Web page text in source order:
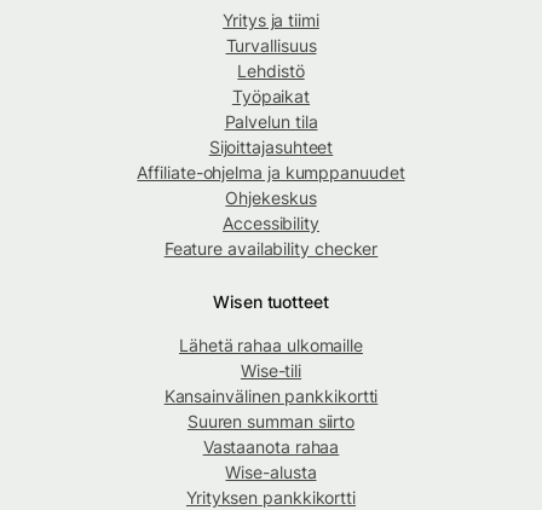
Yritys ja tiimi
Turvallisuus
Lehdistö
Työpaikat
Palvelun tila
Sijoittajasuhteet
Affiliate-ohjelma ja kumppanuudet
Ohjekeskus
Accessibility
Feature availability checker
Wisen tuotteet
Lähetä rahaa ulkomaille
Wise-tili
Kansainvälinen pankkikortti
Suuren summan siirto
Vastaanota rahaa
Wise-alusta
Yrityksen pankkikortti